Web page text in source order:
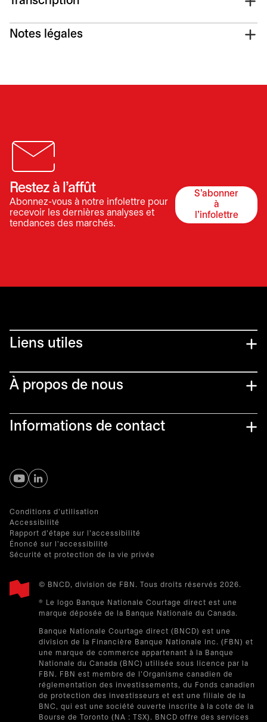
Notes légales
Restez à l’affût
Abonnez-vous à notre infolettre pour
recevoir les dernières analyses et
tendances des marchés.
S'abonner
à
l'infolettre
s’ouvre
Liens utiles​
À propos de nous
Informations de contact
s’ouvre dans un nouvel onglet
s’ouvre dans un nouvel onglet
Conditions d'utilisation
Accessibilité
Rapport d'étape sur l'accessibilité
Énoncé sur l'accessibilité
Sécurité et protection de la vie privée
© BNCD, division de FBN. Tous droits réservés 2026.
® Le logo Banque Nationale Courtage direct est une
marque déposée de la Banque Nationale du Canada.
Banque Nationale Courtage direct (BNCD) est une
division de la Financière Banque Nationale inc. (FBN) et
une marque de commerce appartenant à la Banque
Nationale du Canada (BNC) utilisée sous licence par la
FBN. FBN est membre de l'Organisme canadien de
réglementation des investissements, du Fonds canadien
de protection des investisseurs et est une filiale de la
BNC, qui est une société ouverte inscrite à la cote de la
Bourse de Toronto (NA : TSX). BNCD offre des services